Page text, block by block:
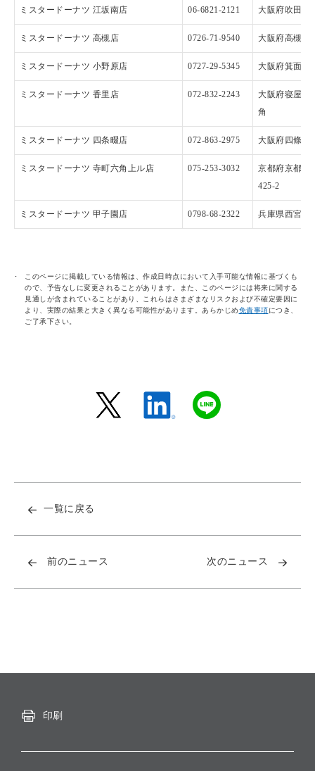
ミスタードーナツ 江坂南店 06-6821-2121 大阪府吹田市
ミスタードーナツ 高槻店 0726-71-9540 大阪府高槻市
ミスタードーナツ 小野原店 0727-29-5345 大阪府箕面市
ミスタードーナツ 香里店 072-832-2243
大阪府寝屋
角
ミスタードーナツ 四条畷店 072-863-2975 大阪府四條畷
ミスタードーナツ 寺町六角上ル店 075-253-3032
京都府京都市
425-2
ミスタードーナツ 甲子園店 0798-68-2322 兵庫県西宮市
このページに掲載している情報は、作成日時点において入手可能な情報に基づくも
ので、予告なしに変更されることがあります。また、このページには将来に関する
見通しが含まれていることがあり、これらはさまざまなリスクおよび不確定要因に
より、実際の結果と大きく異なる可能性があります。あらかじめ免責事項につき、
ご了承下さい。
一覧に戻る
前のニュース 次のニュース
印刷